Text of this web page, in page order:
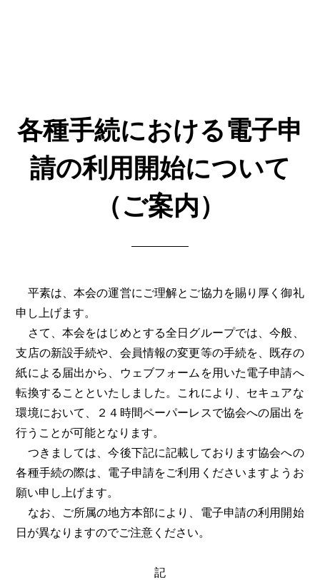
各種手続における電子申
請の利用開始について
（ご案内）
平素は、本会の運営にご理解とご協力を賜り厚く御礼
申し上げます。
さて、本会をはじめとする全日グループでは、今般、
支店の新設手続や、会員情報の変更等の手続を、既存の
紙による届出から、ウェブフォームを用いた電子申請へ
転換することといたしました。これにより、セキュアな
環境において、２４時間ペーパーレスで協会への届出を
行うことが可能となります。
つきましては、今後下記に記載しております協会への
各種手続の際は、電子申請をご利用くださいますようお
願い申し上げます。
なお、ご所属の地方本部により、電子申請の利用開始
日が異なりますのでご注意ください。
記